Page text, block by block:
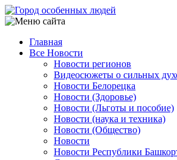
Перейти
к
содержанию
Main
navigation
Главная
Все Новости
Новости регионов
Видеосюжеты о сильных
Новости Белорецка
Новости (Здоровье)
Новости (Льготы и пособие)
Новости (наука и техника)
Новости (Общество)
Новости
Новости Республики